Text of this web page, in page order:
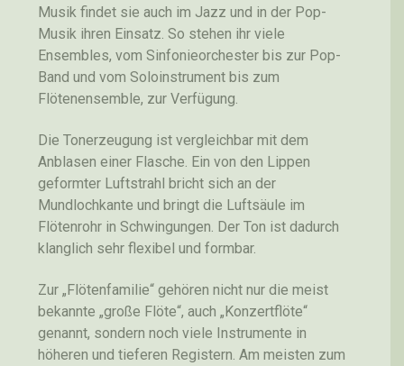
Musik findet sie auch im Jazz und in der Pop-
Musik ihren Einsatz. So stehen ihr viele
Ensembles, vom Sinfonieorchester bis zur Pop-
Band und vom Soloinstrument bis zum
Flötenensemble, zur Verfügung.
Die Tonerzeugung ist vergleichbar mit dem
Anblasen einer Flasche. Ein von den Lippen
geformter Luftstrahl bricht sich an der
Mundlochkante und bringt die Luftsäule im
Flötenrohr in Schwingungen. Der Ton ist dadurch
klanglich sehr flexibel und formbar.
Zur „Flötenfamilie“ gehören nicht nur die meist
bekannte „große Flöte“, auch „Konzertflöte“
genannt, sondern noch viele Instrumente in
höheren und tieferen Registern. Am meisten zum